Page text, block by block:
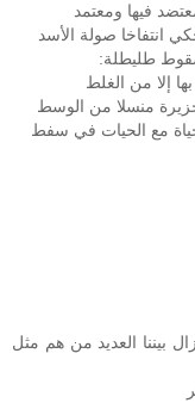
فيها ومعتمد
انتفاخا صولة الأسد
طليطلة:
إلا من الغلط
منسلا من الوسط
مع الحيات في سفط
بيننا العديد من هم مثل